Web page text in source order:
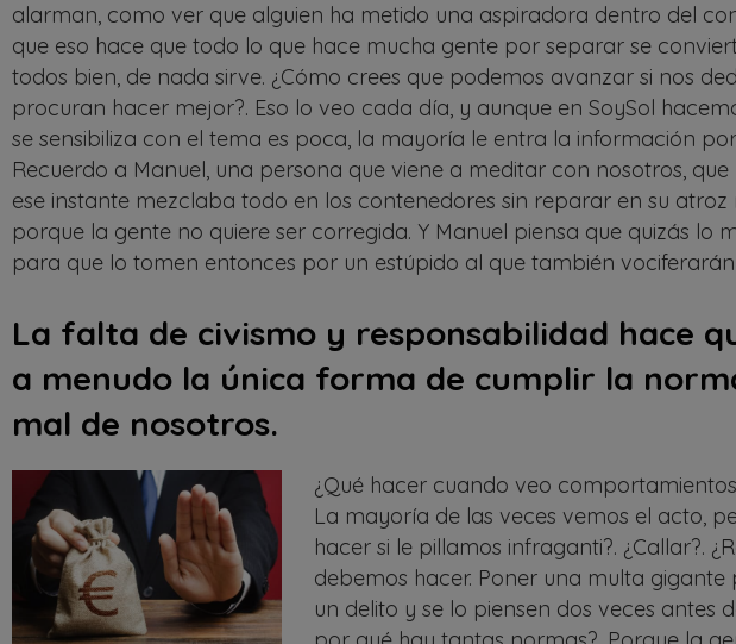
alarman, como ver que alguien ha metido una aspiradora dentro del
que eso hace que todo lo que hace mucha gente por separar se
todos bien, de nada sirve. ¿Cómo crees que podemos avanzar si nos
procuran hacer mejor?. Eso lo veo cada día, y aunque en SoySol
se sensibiliza con el tema es poca, la mayoría le entra la información
Recuerdo a Manuel, una persona que viene a meditar con nosotros,
ese instante mezclaba todo en los contenedores sin reparar en su
porque la gente no quiere ser corregida. Y Manuel piensa que quizás lo
para que lo tomen entonces por un estúpido al que también
La falta de civismo y responsabilidad hace
a menudo la única forma de cumplir la
mal de nosotros.
¿Qué hacer cuando veo
La mayoría de las veces vemos el acto,
hacer si le pillamos infraganti?. ¿Callar?.
debemos hacer. Poner una multa
un delito y se lo piensen dos veces antes